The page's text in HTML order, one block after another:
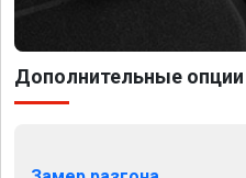
Дополнительные опции